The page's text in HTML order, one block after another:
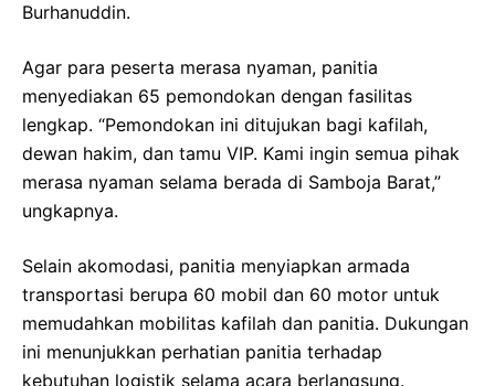
Burhanuddin.
Agar para peserta merasa nyaman, panitia
menyediakan 65 pemondokan dengan fasilitas
lengkap. “Pemondokan ini ditujukan bagi kafilah,
dewan hakim, dan tamu VIP. Kami ingin semua pihak
merasa nyaman selama berada di Samboja Barat,”
ungkapnya.
Selain akomodasi, panitia menyiapkan armada
transportasi berupa 60 mobil dan 60 motor untuk
memudahkan mobilitas kafilah dan panitia. Dukungan
ini menunjukkan perhatian panitia terhadap
kebutuhan logistik selama acara berlangsung.